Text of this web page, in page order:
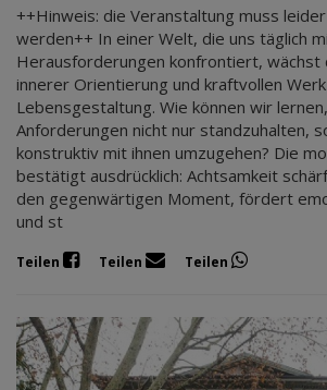
++Hinweis: die Veranstaltung muss
werden++ In einer Welt, die uns täglich
Herausforderungen konfrontiert, wächst
innerer Orientierung und kraftvollen
Lebensgestaltung. Wie können wir
Anforderungen nicht nur standzuhalten,
konstruktiv mit ihnen umzugehen? Die
bestätigt ausdrücklich: Achtsamkeit
den gegenwärtigen Moment, fördert
und st
Teilen Teilen Teilen